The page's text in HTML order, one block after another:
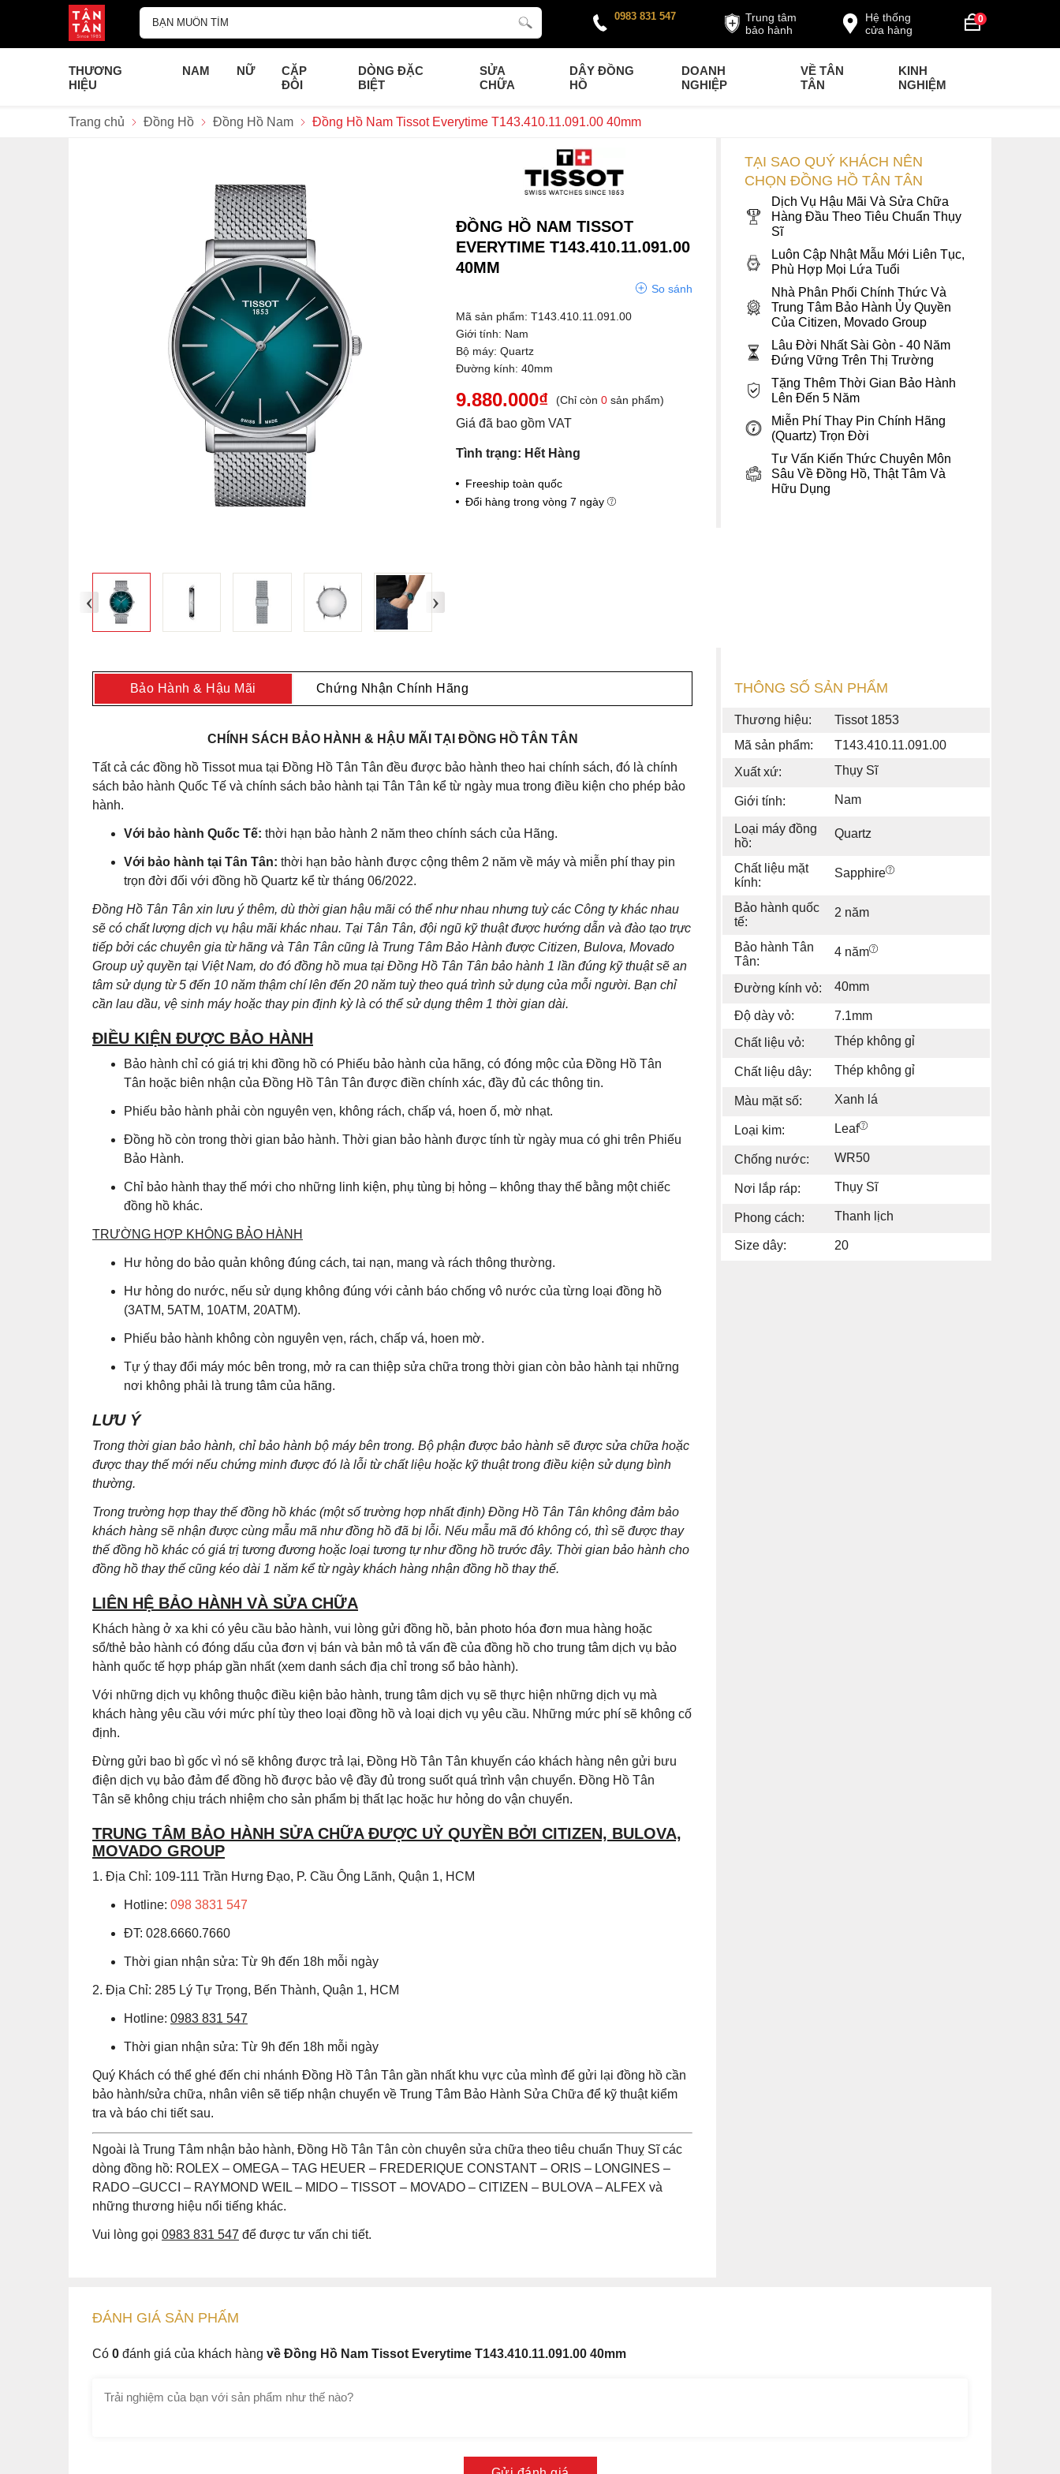
0
Hệ thống
cửa hàng
Trung tâm
bảo hành
0983 831 547
THƯƠNG
HIỆU
NAM NỮ
CẶP
ĐÔI
DÒNG ĐẶC
BIỆT
SỬA
CHỮA
DÂY ĐỒNG
HỒ
DOANH
NGHIỆP
VỀ TÂN
TÂN
KINH
NGHIỆM
Trang chủ Đồng Hồ Đồng Hồ Nam Đồng Hồ Nam Tissot Everytime T143.410.11.091.00 40mm
‹ ›
ĐỒNG HỒ NAM TISSOT
EVERYTIME T143.410.11.091.00
40MM
So sánh
Mã sản phẩm: T143.410.11.091.00
Giới tính: Nam
Bộ máy: Quartz
Đường kính: 40mm
9.880.000₫ (Chỉ còn0 sản phẩm)
Giá đã bao gồm VAT
Tình trạng: Hết Hàng
Freeship toàn quốc
Đổi hàng trong vòng 7 ngày
TẠI SAO QUÝ KHÁCH NÊN
CHỌN ĐỒNG HỒ TÂN TÂN
Dịch Vụ Hậu Mãi Và Sửa Chữa
Hàng Đầu Theo Tiêu Chuẩn Thụy
Sĩ
Luôn Cập Nhật Mẫu Mới Liên Tục,
Phù Hợp Mọi Lứa Tuổi
Nhà Phân Phối Chính Thức Và
Trung Tâm Bảo Hành Ủy Quyền
Của Citizen, Movado Group
Lâu Đời Nhất Sài Gòn - 40 Năm
Đứng Vững Trên Thị Trường
Tặng Thêm Thời Gian Bảo Hành
Lên Đến 5 Năm
Miễn Phí Thay Pin Chính Hãng
(Quartz) Trọn Đời
Tư Vấn Kiến Thức Chuyên Môn
Sâu Về Đồng Hồ, Thật Tâm Và
Hữu Dụng
Bảo Hành & Hậu Mãi Chứng Nhận Chính Hãng
CHÍNH SÁCH BẢO HÀNH & HẬU MÃI TẠI ĐỒNG HỒ TÂN TÂN
Tất cả các đồng hồ Tissot mua tại Đồng Hồ Tân Tân đều được bảo hành theo hai chính sách, đó là chính
sách bảo hành Quốc Tế và chính sách bảo hành tại Tân Tân kể từ ngày mua trong điều kiện cho phép bảo
hành.
Với bảo hành Quốc Tế: thời hạn bảo hành 2 năm theo chính sách của Hãng.
Với bảo hành tại Tân Tân: thời hạn bảo hành được cộng thêm 2 năm về máy và miễn phí thay pin
trọn đời đối với đồng hồ Quartz kể từ tháng 06/2022.
Đồng Hồ Tân Tân xin lưu ý thêm, dù thời gian hậu mãi có thể như nhau nhưng tuỳ các Công ty khác nhau
sẽ có chất lượng dịch vụ hậu mãi khác nhau. Tại Tân Tân, đội ngũ kỹ thuật được hướng dẫn và đào tạo trực
tiếp bởi các chuyên gia từ hãng và Tân Tân cũng là Trung Tâm Bảo Hành được Citizen, Bulova, Movado
Group uỷ quyền tại Việt Nam, do đó đồng hồ mua tại Đồng Hồ Tân Tân bảo hành 1 lần đúng kỹ thuật sẽ an
tâm sử dụng từ 5 đến 10 năm thậm chí lên đến 20 năm tuỳ theo quá trình sử dụng của mỗi người. Bạn chỉ
cần lau dầu, vệ sinh máy hoặc thay pin định kỳ là có thể sử dụng thêm 1 thời gian dài.
ĐIỀU KIỆN ĐƯỢC BẢO HÀNH
Bảo hành chỉ có giá trị khi đồng hồ có Phiếu bảo hành của hãng, có đóng mộc của Đồng Hồ Tân
Tân hoặc biên nhận của Đồng Hồ Tân Tân được điền chính xác, đầy đủ các thông tin.
Phiếu bảo hành phải còn nguyên vẹn, không rách, chấp vá, hoen ố, mờ nhạt.
Đồng hồ còn trong thời gian bảo hành. Thời gian bảo hành được tính từ ngày mua có ghi trên Phiếu
Bảo Hành.
Chỉ bảo hành thay thế mới cho những linh kiện, phụ tùng bị hỏng – không thay thế bằng một chiếc
đồng hồ khác.
TRƯỜNG HỢP KHÔNG BẢO HÀNH
Hư hỏng do bảo quản không đúng cách, tai nạn, mang và rách thông thường.
Hư hỏng do nước, nếu sử dụng không đúng với cảnh báo chống vô nước của từng loại đồng hồ
(3ATM, 5ATM, 10ATM, 20ATM).
Phiếu bảo hành không còn nguyên vẹn, rách, chấp vá, hoen mờ.
Tự ý thay đổi máy móc bên trong, mở ra can thiệp sửa chữa trong thời gian còn bảo hành tại những
nơi không phải là trung tâm của hãng.
LƯU Ý
Trong thời gian bảo hành, chỉ bảo hành bộ máy bên trong. Bộ phận được bảo hành sẽ được sửa chữa hoặc
được thay thế mới nếu chứng minh được đó là lỗi từ chất liệu hoặc kỹ thuật trong điều kiện sử dụng bình
thường.
Trong trường hợp thay thế đồng hồ khác (một số trường hợp nhất định) Đồng Hồ Tân Tân không đảm bảo
khách hàng sẽ nhận được cùng mẫu mã như đồng hồ đã bị lỗi. Nếu mẫu mã đó không có, thì sẽ được thay
thế đồng hồ khác có giá trị tương đương hoặc loại tương tự như đồng hồ trước đây. Thời gian bảo hành cho
đồng hồ thay thế cũng kéo dài 1 năm kể từ ngày khách hàng nhận đồng hồ thay thế.
LIÊN HỆ BẢO HÀNH VÀ SỬA CHỮA
Khách hàng ở xa khi có yêu cầu bảo hành, vui lòng gửi đồng hồ, bản photo hóa đơn mua hàng hoặc
sổ/thẻ bảo hành có đóng dấu của đơn vị bán và bản mô tả vấn đề của đồng hồ cho trung tâm dịch vụ bảo
hành quốc tế hợp pháp gần nhất (xem danh sách địa chỉ trong sổ bảo hành).
Với những dịch vụ không thuộc điều kiện bảo hành, trung tâm dịch vụ sẽ thực hiện những dịch vụ mà
khách hàng yêu cầu với mức phí tùy theo loại đồng hồ và loại dịch vụ yêu cầu. Những mức phí sẽ không cố
định.
Đừng gửi bao bì gốc vì nó sẽ không được trả lại, Đồng Hồ Tân Tân khuyến cáo khách hàng nên gửi bưu
điện dịch vụ bảo đảm để đồng hồ được bảo vệ đầy đủ trong suốt quá trình vận chuyển. Đồng Hồ Tân
Tân sẽ không chịu trách nhiệm cho sản phẩm bị thất lạc hoặc hư hỏng do vận chuyển.
TRUNG TÂM BẢO HÀNH SỬA CHỮA ĐƯỢC UỶ QUYỀN BỞI CITIZEN, BULOVA,
MOVADO GROUP
1. Địa Chỉ: 109-111 Trần Hưng Đạo, P. Cầu Ông Lãnh, Quận 1, HCM
Hotline: 098 3831 547
ĐT: 028.6660.7660
Thời gian nhận sửa: Từ 9h đến 18h mỗi ngày
2. Địa Chỉ: 285 Lý Tự Trọng, Bến Thành, Quận 1, HCM
Hotline: 0983 831 547
Thời gian nhận sửa: Từ 9h đến 18h mỗi ngày
Quý Khách có thể ghé đến chi nhánh Đồng Hồ Tân Tân gần nhất khu vực của mình để gửi lại đồng hồ cần
bảo hành/sửa chữa, nhân viên sẽ tiếp nhận chuyển về Trung Tâm Bảo Hành Sửa Chữa để kỹ thuật kiểm
tra và báo chi tiết sau.
Ngoài là Trung Tâm nhận bảo hành, Đồng Hồ Tân Tân còn chuyên sửa chữa theo tiêu chuẩn Thuỵ Sĩ các
dòng đồng hồ: ROLEX – OMEGA – TAG HEUER – FREDERIQUE CONSTANT – ORIS – LONGINES –
RADO –GUCCI – RAYMOND WEIL – MIDO – TISSOT – MOVADO – CITIZEN – BULOVA – ALFEX và
những thương hiệu nổi tiếng khác.
Vui lòng gọi 0983 831 547 để được tư vấn chi tiết.
THÔNG SỐ SẢN PHẨM
Thương hiệu:
Tissot 1853
Mã sản phẩm:
T143.410.11.091.00
Xuất xứ:
Thụy Sĩ
Giới tính: Nam
Loại máy đồng
hồ:
Quartz
Chất liệu mặt
kính:
Sapphire
Bảo hành quốc
tế:
2 năm
Bảo hành Tân
Tân:
4 năm
Đường kính vỏ: 40mm
Độ dày vỏ:
7.1mm
Chất liệu vỏ:
Thép không gỉ
Chất liệu dây: Thép không gỉ
Màu mặt số: Xanh lá
Loại kim: Leaf
Chống nước: WR50
Nơi lắp ráp: Thụy Sĩ
Phong cách: Thanh lịch
Size dây: 20
ĐÁNH GIÁ SẢN PHẤM
Có 0 đánh giá của khách hàng về Đồng Hồ Nam Tissot Everytime T143.410.11.091.00 40mm